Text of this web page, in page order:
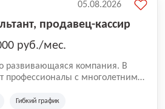
продавец-кассир
руб./мес.
развивающаяся компания. В
профессионалы с многолетним
а накопленный опыт позволяют
Гибкий график
05.08.2026